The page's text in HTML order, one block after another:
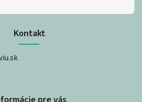
Kontakt